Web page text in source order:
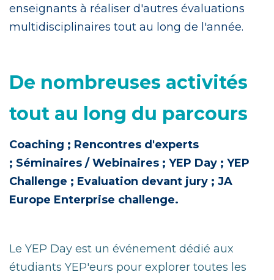
enseignants à réaliser d'autres évaluations
multidisciplinaires tout au long de l'année.
De nombreuses activités
tout au long du parcours
Coaching ; Rencontres d'experts
; Séminaires / Webinaires ; YEP Day ; YEP
Challenge ; Evaluation devant jury ; JA
Europe Enterprise challenge.
Le YEP Day est un événement dédié aux
étudiants YEP'eurs pour explorer toutes les